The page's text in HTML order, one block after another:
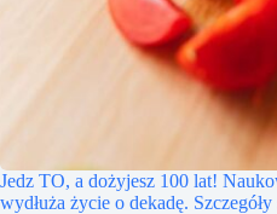
Jedz TO, a dożyjesz 100 lat!
wydłuża życie o dekadę.